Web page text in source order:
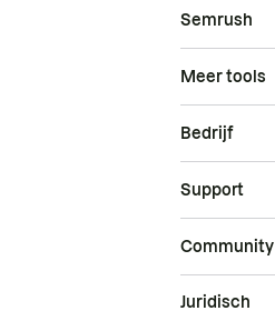
Semrush
Meer tools
Bedrijf
Support
Community
Juridisch